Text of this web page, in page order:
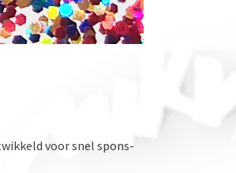
voor snel spons-